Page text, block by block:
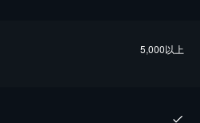
5,000以上